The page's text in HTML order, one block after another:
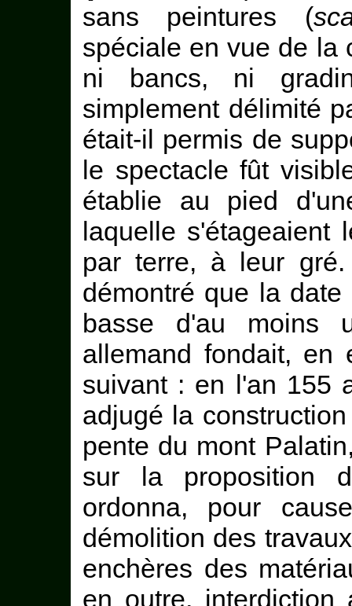
sans peintures (
spéciale en vue de la
ni bancs, ni
simplement délimité
était-il permis de
le spectacle fût
établie au pied
laquelle s'étageaient
par terre, à leur
démontré que la
basse d'au moins
allemand fondait, en
suivant : en l'an 155
adjugé la
pente du mont
sur la proposition
ordonna, pour
démolition des
enchères des
en outre, interdiction